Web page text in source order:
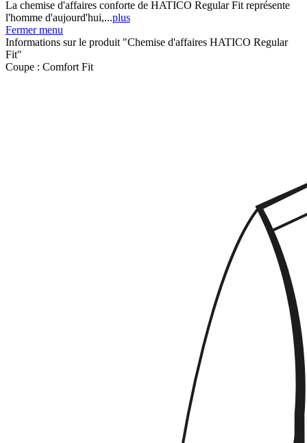
La chemise d'affaires conforte de HATICO Regular Fit représente
l'homme d'aujourd'hui,...plus
Fermer menu
Informations sur le produit "Chemise d'affaires HATICO Regular
Fit"
Coupe : Comfort Fit